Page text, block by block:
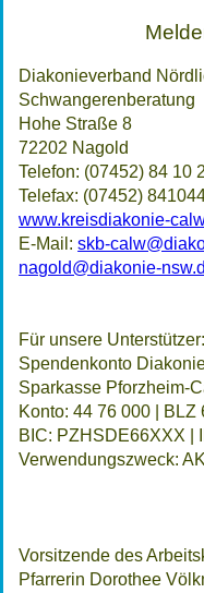
Diakonieverband
Schwangerenberatung
Hohe Straße 8
72202 Nagold
Telefon: (07452) 84 10
Telefax: (07452)
www.kreisdiakonie-
E-Mail:skb-
nagold@diakonie-
Für unsere Unterstützer:
Spendenkonto
Sparkasse Pforzheim-
Konto: 44 76 000 | BLZ
BIC: PZHSDE66XXX |
Verwendungszweck:
Vorsitzende des
Pfarrerin Dorothee